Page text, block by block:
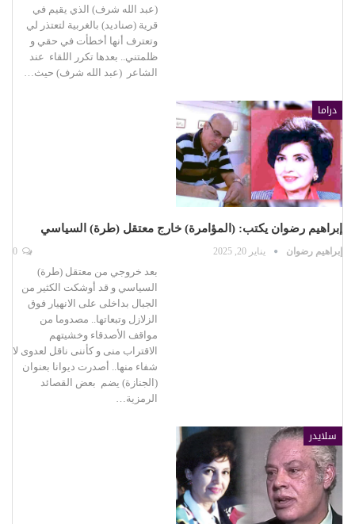
(عبد الله شرف) الذي يقيم في
قرية (صناديد) بالغربية لتعتذر لي
وتعترف أنها أخطأت في حقي و
ظلمتني.. بعدها تكرر اللقاء عند
الشاعر (عبد الله شرف) حيث…
دراما
إبراهيم رضوان يكتب: (المؤامرة) خارج معتقل (طرة) السياسي
إبراهيم رضوان يناير 20, 2025
بعد خروجي من معتقل (طرة)
السياسي و قد أوشكت الكثير من
الجبال بداخلى على الانهيار فوق
الزلازل وتبعاتها.. مصدوما من
مواقف الأصدقاء وخشيتهم
الاقتراب منى و كأننى ناقل لعدوى لا
شفاء منها.. أصدرت ديوانا بعنوان
(الجنازة) يضم بعض القصائد
الرمزية…
سلايدر